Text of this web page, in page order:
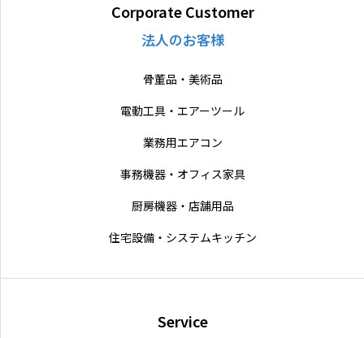
Corporate Customer
法人のお客様
骨董品・美術品
電動工具・エアーツール
業務用エアコン
事務機器・オフィス家具
厨房機器・店舗用品
住宅設備・システムキッチン
Service